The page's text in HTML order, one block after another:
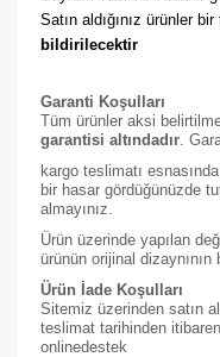
bildirilecektir
Garanti Koşulları
Tüm ürünler aksi
garantisi altındadır .
kargo teslimatı
bir hasar gördüğünüzde
almayınız.
Ürün üzerinde yapılan
ürünün orijinal dizaynının
Ürün İade Koşulları
Sitemiz üzerinden satın
teslimat tarihinden
onlinedestek